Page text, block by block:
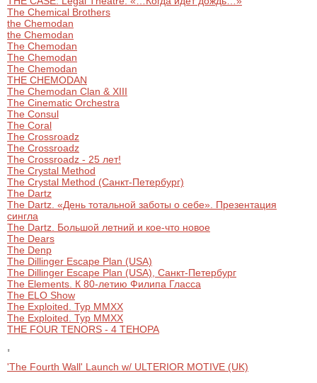
The Chemical Brothers
the Chemodan
the Chemodan
The Chemodan
The Chemodan
The Chemodan
THE CHEMODAN
The Chemodan Clan & XIII
The Cinematic Orchestra
The Consul
The Coral
The Crossroadz
The Crossroadz
The Crossroadz - 25 лет!
The Crystal Method
The Crystal Method (Санкт-Петербург)
The Dartz
The Dartz. «День тотальной заботы о себе». Презентация
сингла
The Dartz. Большой летний и кое-что новое
The Dears
The Denp
The Dillinger Escape Plan (USA)
The Dillinger Escape Plan (USA), Санкт-Петербург
The Elements. К 80-летию Филипа Гласса
The ELO Show
The Exploited. Тур MMXX
The Exploited. Тур MMXX
THE FOUR TENORS - 4 ТЕНОРА
'
'The Fourth Wall' Launch w/ ULTERIOR MOTIVE (UK)